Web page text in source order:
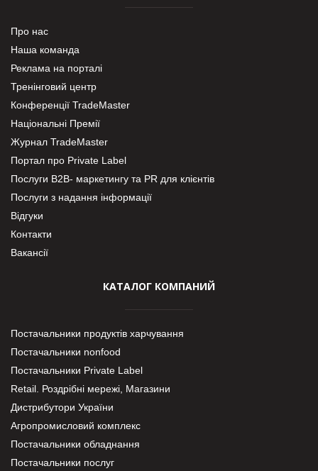
Про нас
Наша команда
Реклама на порталі
Тренінговий центр
Конференції TradeMaster
Національні Премії
Журнал TradeMaster
Портал про Private Label
Послуги В2В- маркетингу та PR для клієнтів
Послуги з надання інформації
Відгуки
Контакти
Вакансії
КАТАЛОГ КОМПАНИЙ
Постачальники продуктів харчування
Постачальники nonfood
Постачальники Private Label
Retail. Роздрібні мережі, Магазини
Дистрибутори України
Агропромисловий комплекс
Постачальники обладнання
Постачальники послуг